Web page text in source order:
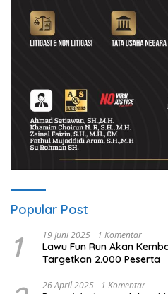
Popular Post
1 19 Juni 2025 1 Komentar
Lawu Fun Run Akan
Targetkan 2.000 Peserta
26 April 2025 1 Komentar